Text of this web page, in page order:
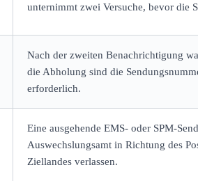
unternimmt zwei Versuche, bevor die
Nach der zweiten Benachrichtigung
die Abholung sind die
erforderlich.
Eine ausgehende EMS- oder SPM-
Auswechslungsamt in Richtung des
Ziellandes verlassen.